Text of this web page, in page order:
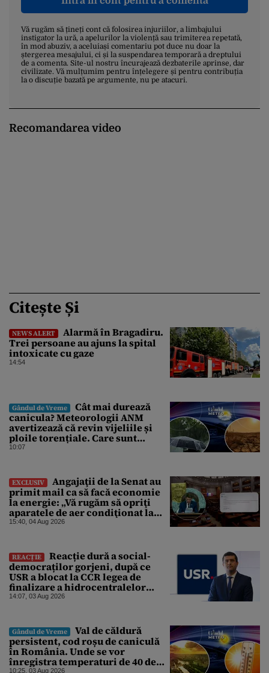
Vă rugăm să țineți cont că folosirea injuriilor, a limbajului
instigator la ură, a apelurilor la violență sau trimiterea repetată,
în mod abuziv, a aceluiași comentariu pot duce nu doar la
ștergerea mesajului, ci și la suspendarea temporară a dreptului
de a comenta. Site-ul nostru încurajează dezbaterile aprinse, dar
civilizate. Vă mulțumim pentru înțelegere și pentru contribuția
la o discuție bazată pe argumente, nu pe atacuri.
Recomandarea video
Citește Și
NEWS ALERT
Alarmă în Bragadiru.
Trei persoane au ajuns la spital
intoxicate cu gaze
14:54
Gândul de Vreme
Cât mai durează
canicula? Meteorologii ANM
avertizează că revin vijeliile și
ploile torențiale. Care sunt
zonele vizate, începând chiar de
10:07
EXCLUSIV
Angajaţii de la Senat au
primit mail ca să facă economie
la energie: „Vă rugăm să opriţi
aparatele de aer condiţionat la
sfârşitul programului”
15:40, 04 Aug 2026
REACȚIE
Reacție dură a social-
democraților gorjeni, după ce
USR a blocat la CCR legea de
finalizare a hidrocentralelor
abandonate. „Nu ne-ar surprinde
abătut o cupolă de foc”
14:07, 03 Aug 2026
Gândul de Vreme
Val de căldură
persistent, cod roșu de caniculă
în România. Unde se vor
înregistra temperaturi de 40 de
10:25, 03 Aug 2026